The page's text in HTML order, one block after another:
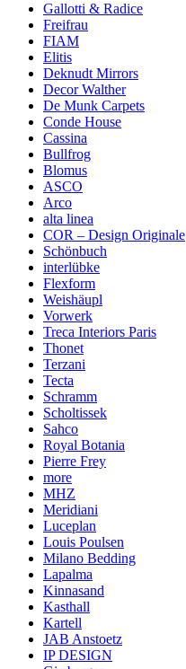
Gallotti & Radice
Freifrau
FIAM
Elitis
Deknudt Mirrors
Decor Walther
De Munk Carpets
Conde House
Cassina
Bullfrog
Blomus
ASCO
Arco
alta linea
COR – Design Originale
Schönbuch
interlübke
Flexform
Weishäupl
Vorwerk
Treca Interiors Paris
Thonet
Terzani
Tecta
Schramm
Scholtissek
Sahco
Royal Botania
Pierre Frey
more
MHZ
Meridiani
Luceplan
Louis Poulsen
Milano Bedding
Lapalma
Kinnasand
Kasthall
Kartell
JAB Anstoetz
IP DESIGN